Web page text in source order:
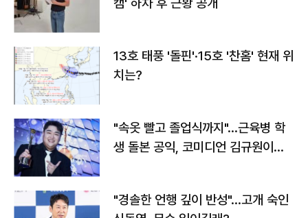
13호 태풍 '돌핀'·15호 '찬홈' 현재 위
치는?
"속옷 빨고 졸업식까지"…근육병 학
생 돌본 공익, 코미디언 김규원이었
"경솔한 언행 깊이 반성"…고개 숙인